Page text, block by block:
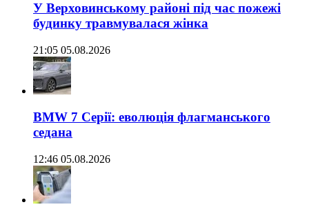
У Верховинському районі під час пожежі
будинку травмувалася жінка
21:05 05.08.2026
BMW 7 Серії: еволюція флагманського
седана
12:46 05.08.2026